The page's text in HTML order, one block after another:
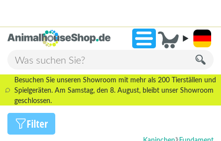
»2.238 Bewertungen!
Besuchen Sie unseren Showroom mit mehr als 200 Tierställen und
Spielgeräten. Am Samstag, den 8. August, bleibt unser Showroom
geschlossen.
Filter